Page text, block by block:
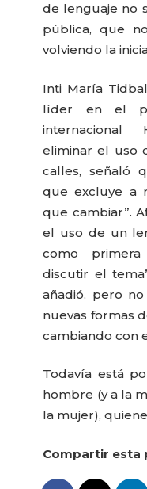
de lenguaje no
pública, que
volviendo la
Inti María
líder en el
internacional
eliminar el uso
calles, señaló
que excluye a
que cambiar”.
el uso de un
como
discutir el
añadió, pero
nuevas formas
cambiando con
Todavía está
hombre (y a la
la mujer),
Compartir esta